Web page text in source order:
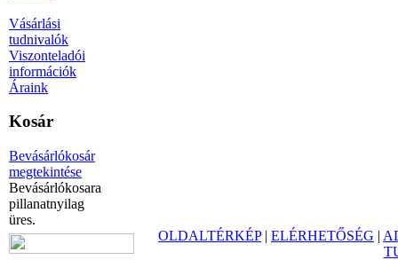
Vásárlási
tudnivalók
Viszonteladói
információk
Áraink
Kosár
Bevásárlókosár
megtekintése
Bevásárlókosara
pillanatnyilag
üres.
OLDALTÉRKÉP| ELÉRHETŐSÉG |